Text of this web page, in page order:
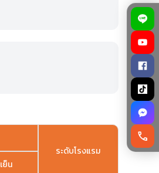
ระดับโรงแรม
เย็น
call